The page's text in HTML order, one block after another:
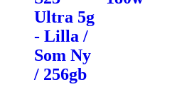
Ultra 5g
- Lilla /
Som Ny
/ 256gb